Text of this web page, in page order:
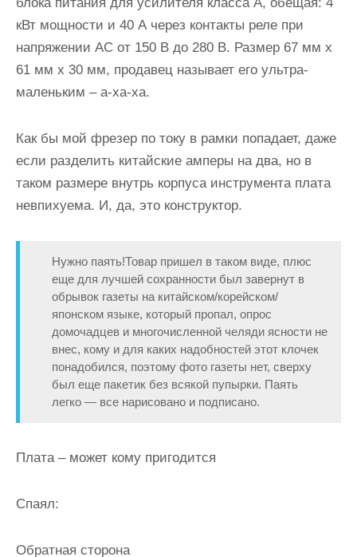
кВт мощности и 40 А через контакты реле при
напряжении AC от 150 В до 280 В. Размер 67 мм x
61 мм x 30 мм, продавец называет его ультра-
маленьким – а-ха-ха.
Как бы мой фрезер по току в рамки попадает, даже
если разделить китайские амперы на два, но в
таком размере внутрь корпуса инструмента плата
невпихуема. И, да, это конструктор.
Нужно паять!Товар пришел в таком виде, плюс
еще для лучшей сохранности был завернут в
обрывок газеты на китайском/корейском/
японском языке, который пропал, опрос
домочадцев и многочисленной челяди ясности не
внес, кому и для каких надобностей этот клочек
понадобился, поэтому фото газеты нет, сверху
был еще пакетик без всякой пупырки. Паять
легко — все нарисовано и подписано.
Плата – может кому пригодится
Спаял:
Обратная сторона